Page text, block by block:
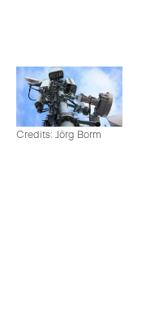
Credits: Jörg Borm